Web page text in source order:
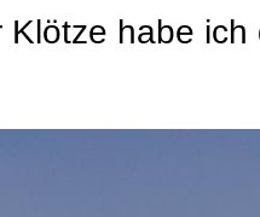
Klötze habe